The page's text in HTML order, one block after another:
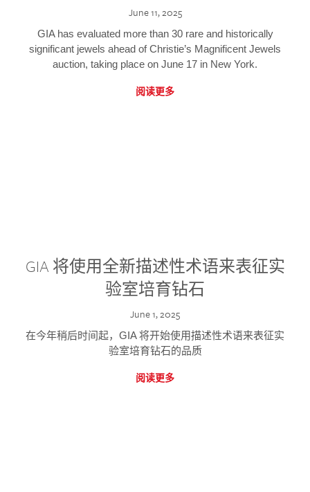
June 11, 2025
GIA has evaluated more than 30 rare and historically
significant jewels ahead of Christie’s Magnificent Jewels
auction, taking place on June 17 in New York.
阅读更多
GIA 将使用全新描述性术语来表征实
验室培育钻石
June 1, 2025
在今年稍后时间起，GIA 将开始使用描述性术语来表征实
验室培育钻石的品质
阅读更多